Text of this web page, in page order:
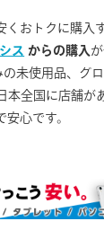
くおトクに購入
ス からの購入
の未使用品、グ
本全国に店舗が
安心です。